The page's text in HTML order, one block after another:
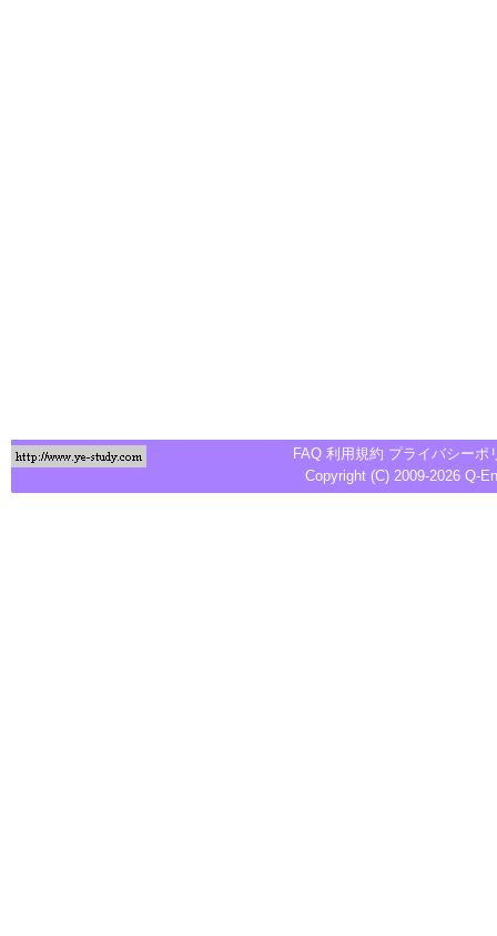
FAQ 利用規約 プライバシーポ
Copyright (C) 2009-2026 Q-